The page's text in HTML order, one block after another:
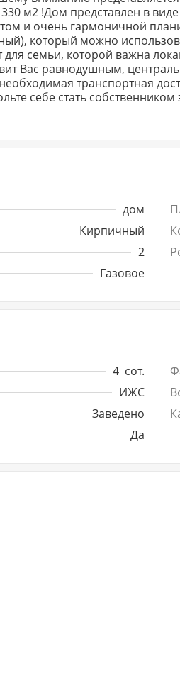
м2 !Дом представлен в
и очень гармоничной
который можно
семьи, которой важна
Вас равнодушным,
транспортная
себе стать
газ, вода центральная,
времени
дом
Кирпичный
2
Газовое
4 сот.
ИЖС
Заведено
Да